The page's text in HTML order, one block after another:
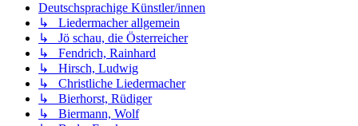
Deutschsprachige Künstler/innen
↳ Liedermacher allgemein
↳ Jö schau, die Österreicher
↳ Fendrich, Rainhard
↳ Hirsch, Ludwig
↳ Christliche Liedermacher
↳ Bierhorst, Rüdiger
↳ Biermann, Wolf